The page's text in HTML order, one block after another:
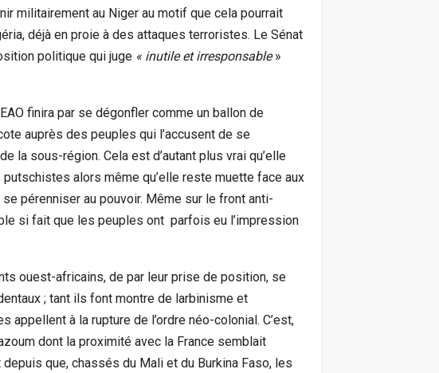
militairement au Niger au motif que cela pourrait
déjà en proie à des attaques terroristes. Le Sénat
politique qui juge « inutile et irresponsable»
finira par se dégonfler comme un ballon de
auprès des peuples qui l’accusent de se
la sous-région. Cela est d’autant plus vrai qu’elle
alors même qu’elle reste muette face aux
pérenniser au pouvoir. Même sur le front anti-
si fait que les peuples ont parfois eu l’impression
ouest-africains, de par leur prise de position, se
; tant ils font montre de larbinisme et
appellent à la rupture de l’ordre néo-colonial. C’est,
dont la proximité avec la France semblait
que, chassés du Mali et du Burkina Faso, les